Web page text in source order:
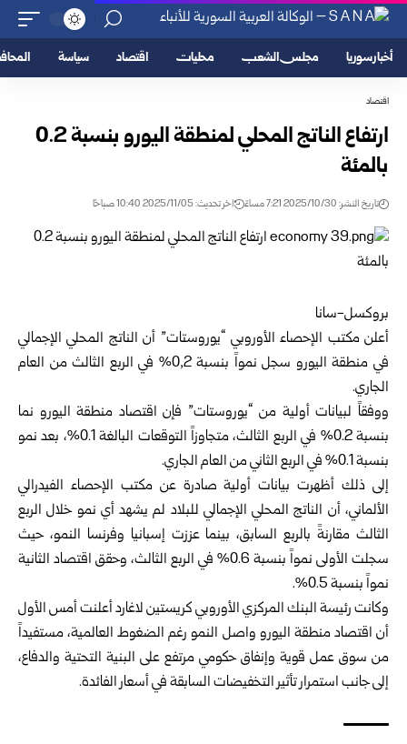
أخبار سوريا مجلس الشعب محليات اقتصاد سياسة
اقتصاد
ارتفاع الناتج المحلي لمنطقة اليورو بنسبة 0.2
بالمئة
تاريخ النشر: 2025/10/30 7:21 مساءً اخر تحديث: 2025/11/05 10:40 صباحًا
بروكسل-سانا
أعلن مكتب الإحصاء الأوروبي “يوروستات” أن الناتج المحلي الإجمالي
في منطقة اليورو سجل نمواً بنسبة 0,2% في الربع الثالث من العام
الجاري.
ووفقاً لبيانات أولية من “يوروستات” فإن اقتصاد منطقة اليورو نما
بنسبة 0.2% في الربع الثالث، متجاوزاً التوقعات البالغة 0.1%، بعد نمو
بنسبة 0.1% في الربع الثاني من العام الجاري.
إلى ذلك أظهرت بيانات أولية صادرة عن مكتب الإحصاء الفيدرالي
الألماني، أن الناتج المحلي الإجمالي للبلاد لم يشهد أي نمو خلال الربع
الثالث مقارنةً بالربع السابق، بينما عززت إسبانيا وفرنسا النمو، حيث
سجلت الأولى نمواً بنسبة 0.6% في الربع الثالث، وحقق اقتصاد الثانية
نمواً بنسبة 0.5%.
وكانت رئيسة البنك المركزي الأوروبي كريستين لاغارد أعلنت أمس الأول
أن اقتصاد منطقة اليورو واصل النمو رغم الضغوط العالمية، مستفيداً
من سوق عمل قوية وإنفاق حكومي مرتفع على البنية التحتية والدفاع،
إلى جانب استمرار تأثير التخفيضات السابقة في أسعار الفائدة.